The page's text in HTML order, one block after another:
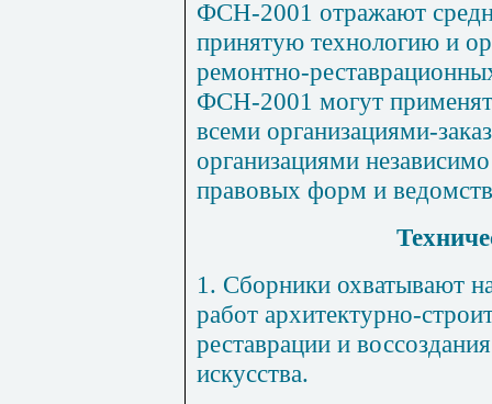
ФСН-2001 отражают
принятую технологию и
ремонтно-реставрационны
ФСН-2001 могут
всеми организациями-
организациями
правовых форм и
1. Сборники охватывают
работ архитектурно-
реставрации и
искусства.